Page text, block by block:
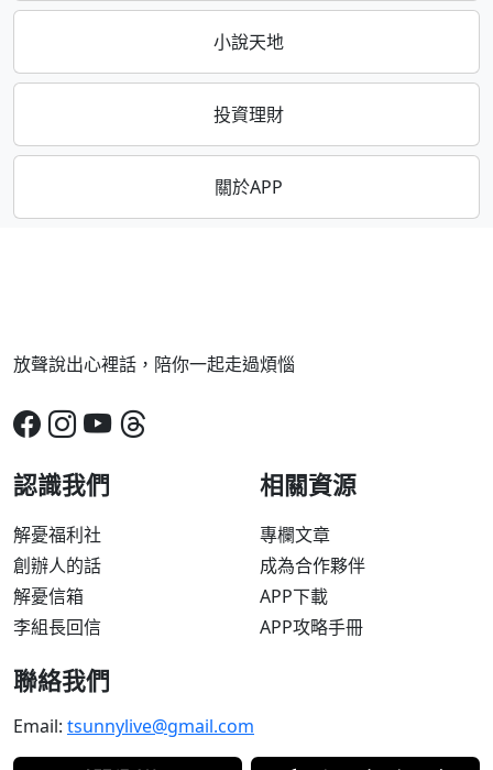
小說天地
投資理財
關於APP
放聲說出心裡話，陪你一起走過煩惱
認識我們
解憂福利社
創辦人的話
解憂信箱
李組長回信
相關資源
專欄文章
成為合作夥伴
APP下載
APP攻略手冊
聯絡我們
Email: tsunnylive@gmail.com